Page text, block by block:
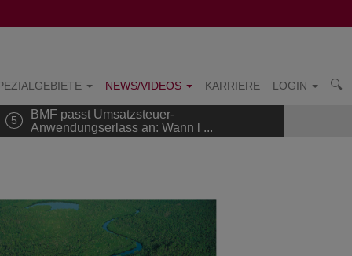
NEWS/VIDEOS KARRIERE LOGIN
5
BMF passt Umsatzsteuer-
Anwendungserlass an: Wann l ...